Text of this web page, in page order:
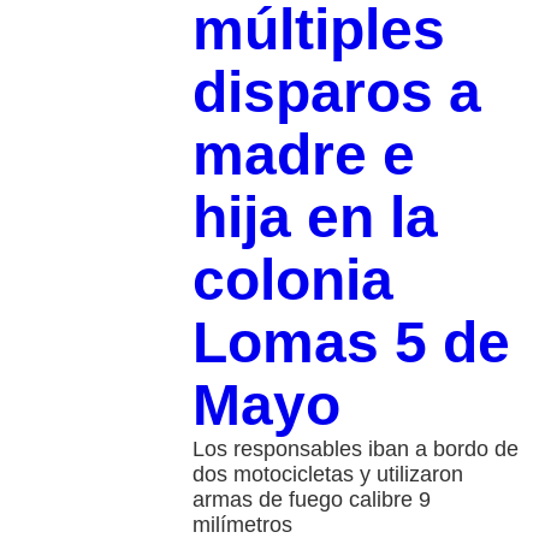
múltiples
disparos a
madre e
hija en la
colonia
Lomas 5 de
Mayo
Los responsables iban a bordo de
dos motocicletas y utilizaron
armas de fuego calibre 9
milímetros